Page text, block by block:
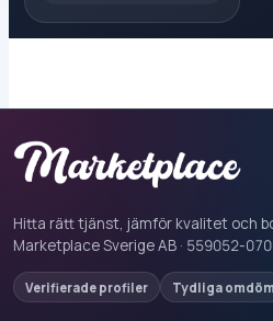
Hitta rätt tjänst, jämför kvalitet och
Marketplace Sverige AB · 559052-
Verifierade profiler Tydliga